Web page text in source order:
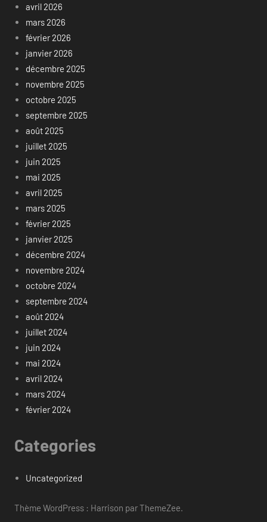
avril 2026
mars 2026
février 2026
janvier 2026
décembre 2025
novembre 2025
octobre 2025
septembre 2025
août 2025
juillet 2025
juin 2025
mai 2025
avril 2025
mars 2025
février 2025
janvier 2025
décembre 2024
novembre 2024
octobre 2024
septembre 2024
août 2024
juillet 2024
juin 2024
mai 2024
avril 2024
mars 2024
février 2024
Categories
Uncategorized
Thème WordPress : Harrison par ThemeZee.